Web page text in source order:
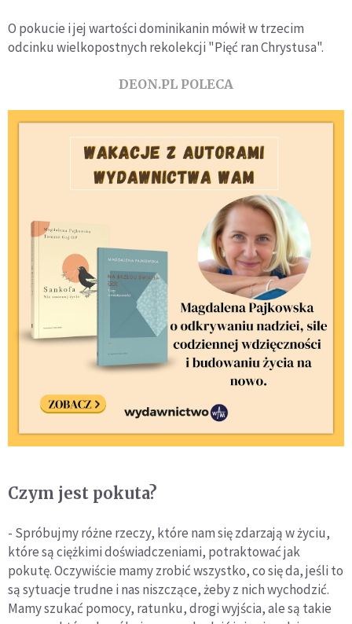
O pokucie i jej wartości dominikanin mówił w trzecim
odcinku wielkopostnych rekolekcji "Pięć ran Chrystusa".
DEON.PL POLECA
Czym jest pokuta?
- Spróbujmy różne rzeczy, które nam się zdarzają w życiu,
które są ciężkimi doświadczeniami, potraktować jak
pokutę. Oczywiście mamy zrobić wszystko, co się da, jeśli to
są sytuacje trudne i nas niszczące, żeby z nich wychodzić.
Mamy szukać pomocy, ratunku, drogi wyjścia, ale są takie